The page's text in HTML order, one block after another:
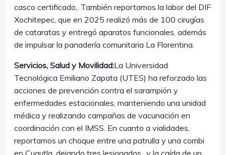
casco certificado,. También reportamos la labor del DIF
Xochitepec, que en 2025 realizó más de 100 cirugías
de cataratas y entregó aparatos funcionales, además
de impulsar la panadería comunitaria La Florentina.
Servicios, Salud y Movilidad:La Universidad
Tecnológica Emiliano Zapata (UTES) ha reforzado las
acciones de prevención contra el sarampión y
enfermedades estacionales, manteniendo una unidad
médica y realizando campañas de vacunación en
coordinación con el IMSS. En cuanto a vialidades,
reportamos un choque entre una patrulla y una combi
en Cuautla, dejando tres lesionados,, y la caída de un